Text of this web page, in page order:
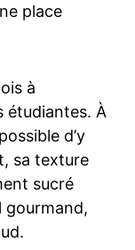
place
à
étudiantes. À
d’y
sa texture
sucré
gourmand,